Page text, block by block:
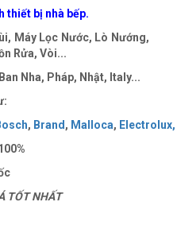
thiết bị nhà bếp.
Máy Lọc Nước, Lò Nướng,
Rửa, Vòi...
Nha, Pháp, Nhật, Italy...
, Brand , Malloca, Electrolux,
TỐT NHẤT